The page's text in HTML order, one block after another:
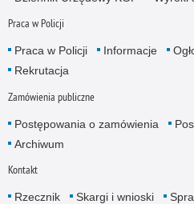
Praca w Policji
Praca w Policji Informacje
Rekrutacja
Zamówienia publiczne
Postępowania o zamówienia
Archiwum
Kontakt
Rzecznik Skargi i wnioski